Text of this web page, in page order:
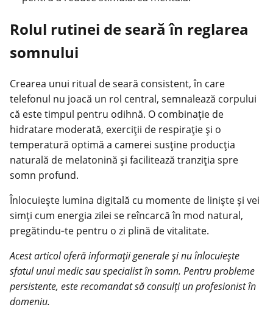
Rolul rutinei de seară în reglarea
somnului
Crearea unui ritual de seară consistent, în care
telefonul nu joacă un rol central, semnalează corpului
că este timpul pentru odihnă. O combinație de
hidratare moderată, exerciții de respirație și o
temperatură optimă a camerei susține producția
naturală de melatonină și facilitează tranziția spre
somn profund.
Înlocuiește lumina digitală cu momente de liniște și vei
simți cum energia zilei se reîncarcă în mod natural,
pregătindu‑te pentru o zi plină de vitalitate.
Acest articol oferă informații generale și nu înlocuiește
sfatul unui medic sau specialist în somn. Pentru probleme
persistente, este recomandat să consulți un profesionist în
domeniu.